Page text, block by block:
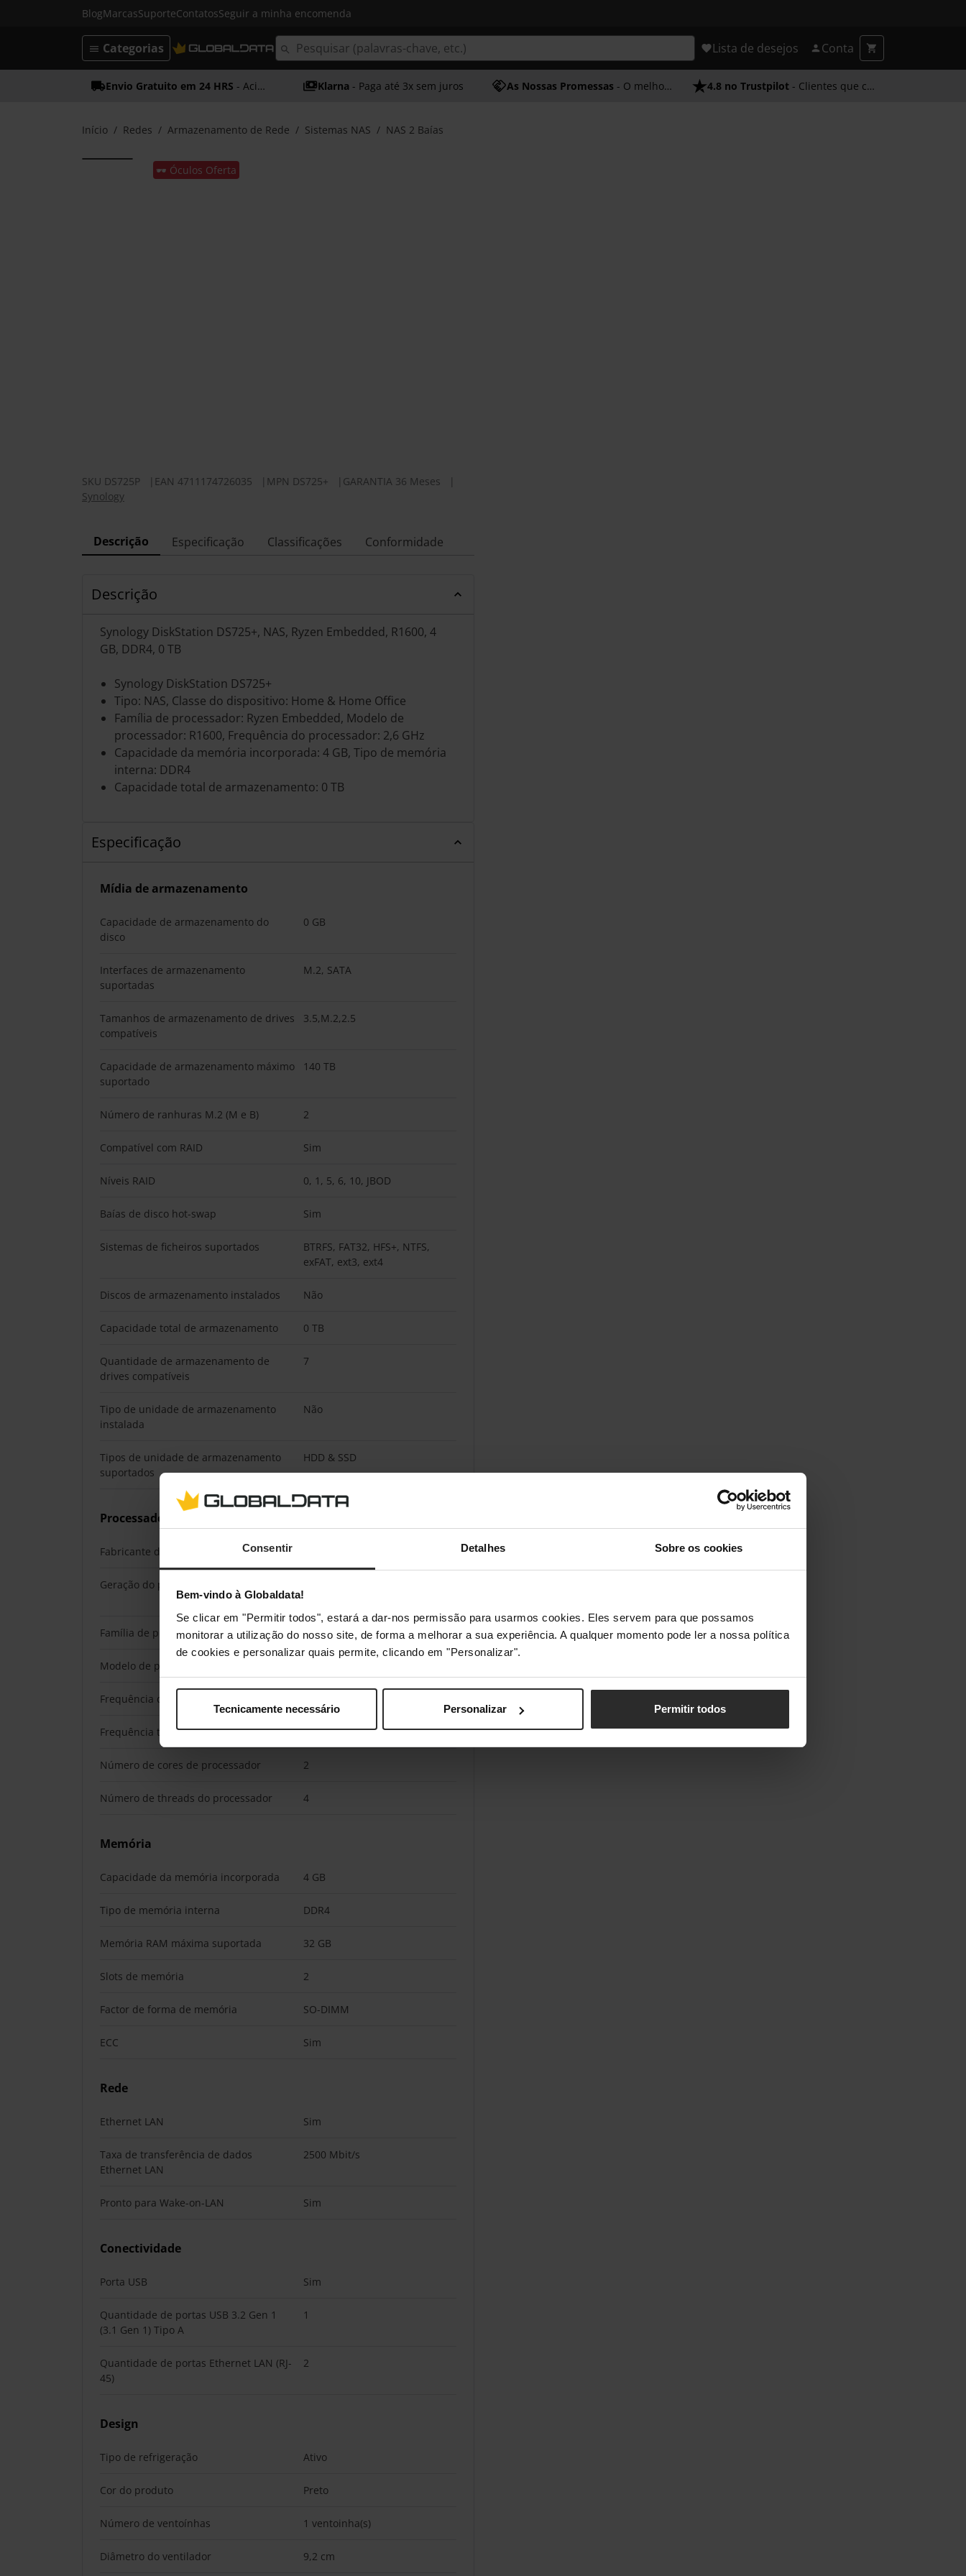
Consentir Detalhes Sobre os cookies
Bem-vindo à Globaldata!
Se clicar em "Permitir todos", estará a dar-nos permissão para usarmos cookies. Eles servem para que possamos
monitorar a utilização do nosso site, de forma a melhorar a sua experiência. A qualquer momento pode ler a nossa política
de cookies e personalizar quais permite, clicando em "Personalizar".
Tecnicamente necessário Personalizar Permitir todos
BlogMarcasSuporteContatosSeguir a minha encomenda
Lista de desejos Conta
Categorias
Envio Gratuito em 24 HRS - Acima dos 50€ Klarna - Paga até 3x sem juros As Nossas Promessas - O melhor atendimento 4.8 no Trustpilot - Clientes que confiam em nós
Início Redes Armazenamento de Rede Sistemas NAS NAS 2 Baías
🕶️ Óculos Oferta
SKU DS725P EAN 4711174726035 MPN DS725+ GARANTIA 36 Meses
Synology
Descrição Especificação Classificações Conformidade
Descrição
Synology DiskStation DS725+, NAS, Ryzen Embedded, R1600, 4
GB, DDR4, 0 TB
Synology DiskStation DS725+
Tipo: NAS, Classe do dispositivo: Home & Home Office
Família de processador: Ryzen Embedded, Modelo de
processador: R1600, Frequência do processador: 2,6 GHz
Capacidade da memória incorporada: 4 GB, Tipo de memória
interna: DDR4
Capacidade total de armazenamento: 0 TB
Especificação
Mídia de armazenamento
Capacidade de armazenamento do
disco
0 GB
Interfaces de armazenamento
suportadas
M.2, SATA
Tamanhos de armazenamento de drives
compatíveis
3.5,M.2,2.5
Capacidade de armazenamento máximo
suportado
140 TB
Número de ranhuras M.2 (M e B) 2
Compatível com RAID Sim
Níveis RAID 0, 1, 5, 6, 10, JBOD
Baías de disco hot-swap Sim
Sistemas de ficheiros suportados
BTRFS, FAT32, HFS+, NTFS,
exFAT, ext3, ext4
Discos de armazenamento instalados Não
Capacidade total de armazenamento 0 TB
Quantidade de armazenamento de
drives compatíveis
7
Tipo de unidade de armazenamento
instalada
Não
Tipos de unidade de armazenamento
suportados
HDD & SSD
Processador
Fabricante do processador
Geração do processador
Família de processador Ryzen Embedded
Modelo de processador
Frequência do processador
Frequência turbo (max) do processador 3,1 GHz
Número de cores de processador 2
Número de threads do processador 4
Memória
Capacidade da memória incorporada 4 GB
Tipo de memória interna DDR4
Memória RAM máxima suportada 32 GB
Slots de memória 2
Factor de forma de memória SO-DIMM
ECC Sim
Rede
Ethernet LAN Sim
Taxa de transferência de dados
Ethernet LAN
2500 Mbit/s
Pronto para Wake-on-LAN Sim
Conectividade
Porta USB Sim
Quantidade de portas USB 3.2 Gen 1
(3.1 Gen 1) Tipo A
1
Quantidade de portas Ethernet LAN (RJ-
45)
2
Design
Tipo de refrigeração Ativo
Cor do produto Preto
Número de ventoínhas 1 ventoinha(s)
Diâmetro do ventilador 9,2 cm